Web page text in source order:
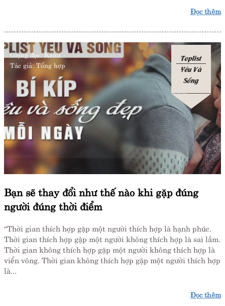
Đọc thêm
Giọng đọc: Kami
Tác giả: Tổng hợp
Toplist
Yêu Và
Sống
Bạn sẽ thay đổi như thế nào khi gặp đúng
người đúng thời điểm
“Thời gian thích hợp gặp một người thích hợp là hạnh phúc.
Thời gian thích hợp gặp một người không thích hợp là sai lầm.
Thời gian không thích hợp gặp một người không thích hợp là
viển vông. Thời gian không thích hợp gặp một người thích hợp
là...
Đọc thêm